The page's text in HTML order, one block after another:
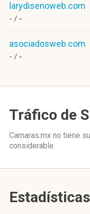
larydisenoweb.com
- / -
asociadosweb.com
- / -
Tráfico de
Camaras.mx no tiene
considerable.
Estadísticas